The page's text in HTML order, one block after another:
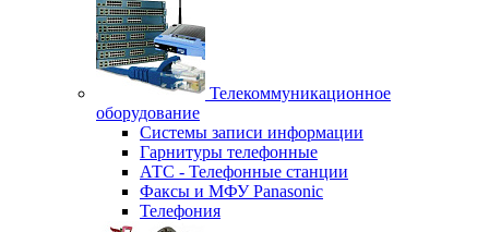
Телекоммуникационное
оборудование
Системы записи информации
Гарнитуры телефонные
АТС - Телефонные станции
Факсы и МФУ Panasonic
Телефония